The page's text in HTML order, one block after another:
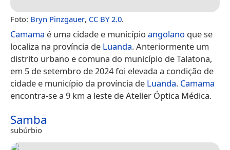
Foto: Bryn Pinzgauer, CC BY 2.0.
Camama é uma cidade e município angolano que se
localiza na província de Luanda. Anteriormente um
distrito urbano e comuna do município de Talatona,
em 5 de setembro de 2024 foi elevada a condição de
cidade e município da província de Luanda. Camama
encontra-se a 9 km a leste de Atelier Óptica Médica.
Samba
subúrbio